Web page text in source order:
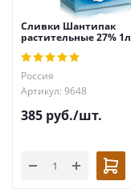
Сливки Шантипак
растительные 27% 1л
Россия
Артикул: 9648
385 руб./шт.